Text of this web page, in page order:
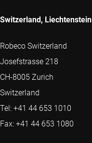
Switzerland, Liechtenstein
Robeco Switzerland
Josefstrasse 218
CH-8005 Zurich
Switzerland
Tel: +41 44 653 1010
Fax: +41 44 653 1080